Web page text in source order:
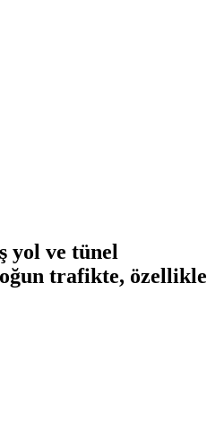
yol ve tünel
trafikte, özellikle